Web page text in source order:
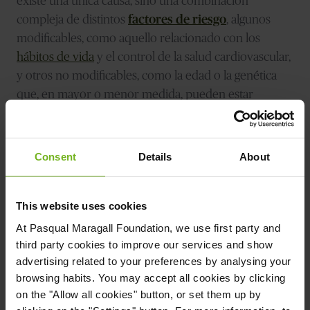
Consent Details About
This website uses cookies
At Pasqual Maragall Foundation, we use first party and
third party cookies to improve our services and show
advertising related to your preferences by analysing your
browsing habits. You may accept all cookies by clicking
on the "Allow all cookies" button, or set them up by
compleja de distintos factores de riesgo, algunos
modificables, como aquello relacionado con los
hábitos de vida y el control de la salud cardiovascular,
y otros no modificables, como la edad o la genética
que, en mayor o menor medida, pueden estar
implicados en el desarrollo de la enfermedad.
un factor de riesgo significativo es ser portador de la
variante APOE-e4 . A pesar de ello, y a diferencia de
los casos deAlzheimer “familiar”, esto no significa
que, únicamente por este hecho e
irremediablemente, vayamos a desarrollarla.